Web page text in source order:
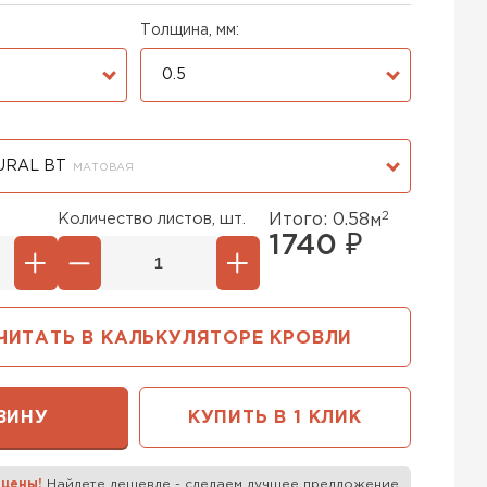
Толщина, мм:
0.5
BT МАТОВАЯ
Количество листов, шт. Итого: 0.58м2
1740 ₽
В КАЛЬКУЛЯТОРЕ КРОВЛИ
КУПИТЬ В 1 КЛИК
Найдете дешевле - сделаем лучшее предложение